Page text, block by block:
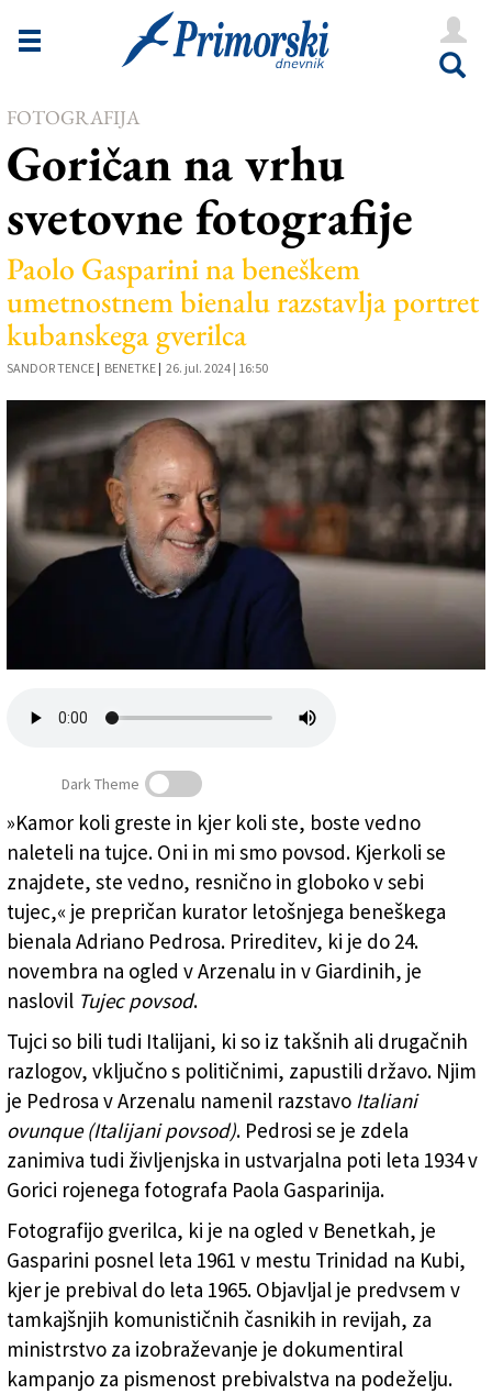
Novice
Goriška
Kultura
Šport
Še
Vreme
V Kioskih
Uredništvo
Oglasi
Založnik
Zadruga PD
FOTOGRAFIJA
Goričan na vrhu
svetovne fotografije
Paolo Gasparini na beneškem
umetnostnem bienalu razstavlja portret
kubanskega gverilca
SANDOR TENCE | BENETKE | 26. jul. 2024 | 16:50
Goriški fotograf Paolo Gasparini( Venezuela.it
Dark Theme
»Kamor koli greste in kjer koli ste, boste vedno
naleteli na tujce. Oni in mi smo povsod. Kjerkoli se
znajdete, ste vedno, resnično in globoko v sebi
tujec,« je prepričan kurator letošnjega beneškega
bienala Adriano Pedrosa. Prireditev, ki je do 24.
novembra na ogled v Arzenalu in v Giardinih, je
naslovil Tujec povsod.
Tujci so bili tudi Italijani, ki so iz takšnih ali drugačnih
razlogov, vključno s političnimi, zapustili državo. Njim
je Pedrosa v Arzenalu namenil razstavo Italiani
ovunque (Italijani povsod). Pedrosi se je zdela
zanimiva tudi življenjska in ustvarjalna poti leta 1934 v
Gorici rojenega fotografa Paola Gasparinija.
Fotografijo gverilca, ki je na ogled v Benetkah, je
Gasparini posnel leta 1961 v mestu Trinidad na Kubi,
kjer je prebival do leta 1965. Objavljal je predvsem v
tamkajšnjih komunističnih časnikih in revijah, za
ministrstvo za izobraževanje je dokumentiral
kampanjo za pismenost prebivalstva na podeželju.